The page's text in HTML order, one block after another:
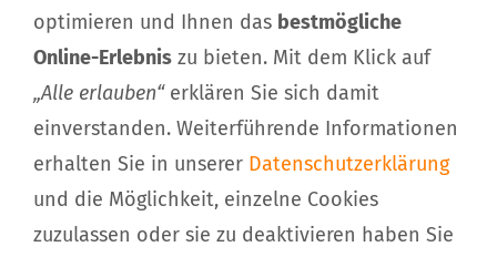
optimieren und Ihnen das bestmögliche
Online-Erlebnis zu bieten. Mit dem Klick auf
„Alle erlauben“erklären Sie sich damit
einverstanden. Weiterführende Informationen
erhalten Sie in unserer Datenschutzerklärung
und die Möglichkeit, einzelne Cookies
zuzulassen oder sie zu deaktivieren haben Sie